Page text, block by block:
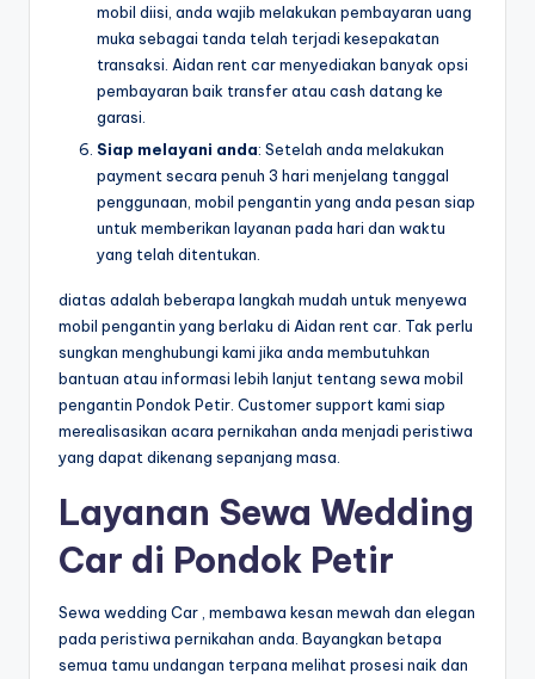
mobil diisi, anda wajib melakukan pembayaran uang
muka sebagai tanda telah terjadi kesepakatan
transaksi. Aidan rent car menyediakan banyak opsi
pembayaran baik transfer atau cash datang ke
garasi.
Siap melayani anda: Setelah anda melakukan
payment secara penuh 3 hari menjelang tanggal
penggunaan, mobil pengantin yang anda pesan siap
untuk memberikan layanan pada hari dan waktu
yang telah ditentukan.
diatas adalah beberapa langkah mudah untuk menyewa
mobil pengantin yang berlaku di Aidan rent car. Tak perlu
sungkan menghubungi kami jika anda membutuhkan
bantuan atau informasi lebih lanjut tentang sewa mobil
pengantin Pondok Petir. Customer support kami siap
merealisasikan acara pernikahan anda menjadi peristiwa
yang dapat dikenang sepanjang masa.
Layanan Sewa Wedding
Car di Pondok Petir
Sewa wedding Car , membawa kesan mewah dan elegan
pada peristiwa pernikahan anda. Bayangkan betapa
semua tamu undangan terpana melihat prosesi naik dan